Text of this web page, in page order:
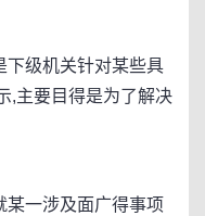
级机关针对某些具
,主要目得是为了解决
一涉及面广得事项